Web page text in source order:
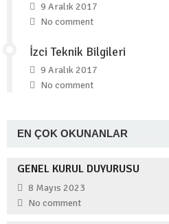
17 Mart 2021
Genel/ Haber
11 Şubat 2021
Genel / Haber
6 Şubat 2021
9 Aralık 2017
No comment
İzci Teknik Bilgileri
9 Aralık 2017
No comment
EN ÇOK OKUNANLAR
GENEL KURUL DUYURUSU
8 Mayıs 2023
No comment